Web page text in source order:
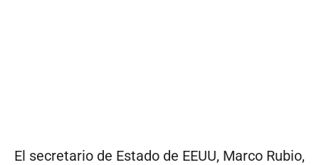
El secretario de Estado de EEUU, Marco Rubio,